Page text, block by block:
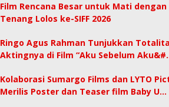
Film Rencana Besar untuk Mati dengan
Tenang Lolos ke-SIFF 2026
Ringo Agus Rahman Tunjukkan
Aktingnya di Film “Aku Sebelum
Kolaborasi Sumargo Films dan LYTO
Merilis Poster dan Teaser film Baby U…